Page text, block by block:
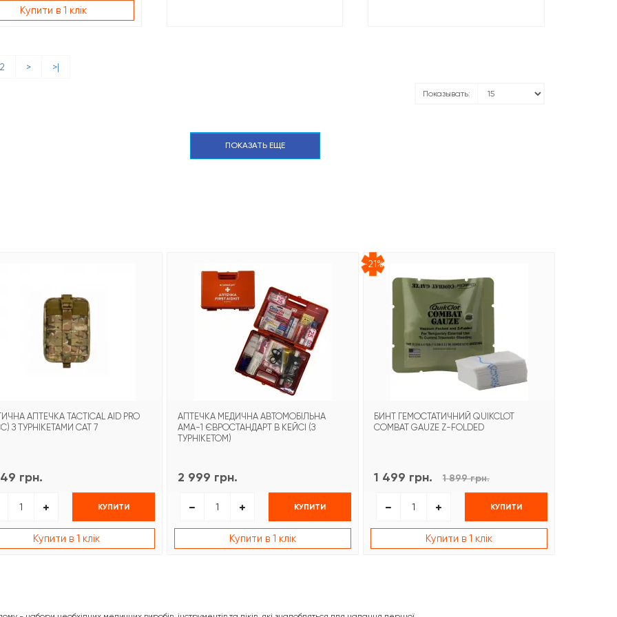
Купити в 1 клік
2 > >|
Показывать:
ПОКАЗАТЬ ЕЩЕ
АПТЕЧКА TACTICAL AID PRO
З ТУРНІКЕТАМИ CAT 7
грн.
КУПИТИ
Купити в 1 клік
АПТЕЧКА МЕДИЧНА АВТОМОБІЛЬНА
АМА-1 ЄВРОСТАНДАРТ В КЕЙСІ (З
ТУРНІКЕТОМ)
2 999 грн.
КУПИТИ
Купити в 1 клік
-21%
БИНТ ГЕМОСТАТИЧНИЙ QUIKCLOT
COMBAT GAUZE Z-FOLDED
1 499 грн. 1 899 грн.
КУПИТИ
Купити в 1 клік